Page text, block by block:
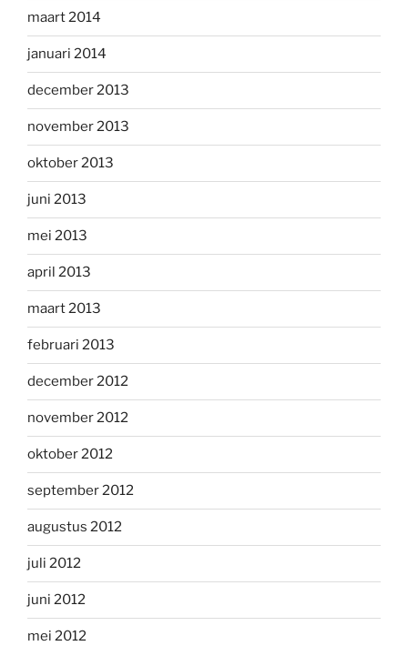
maart 2014
januari 2014
december 2013
november 2013
oktober 2013
juni 2013
mei 2013
april 2013
maart 2013
februari 2013
december 2012
november 2012
oktober 2012
september 2012
augustus 2012
juli 2012
juni 2012
mei 2012